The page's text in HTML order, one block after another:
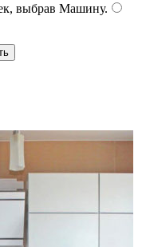
выбрав Машину.